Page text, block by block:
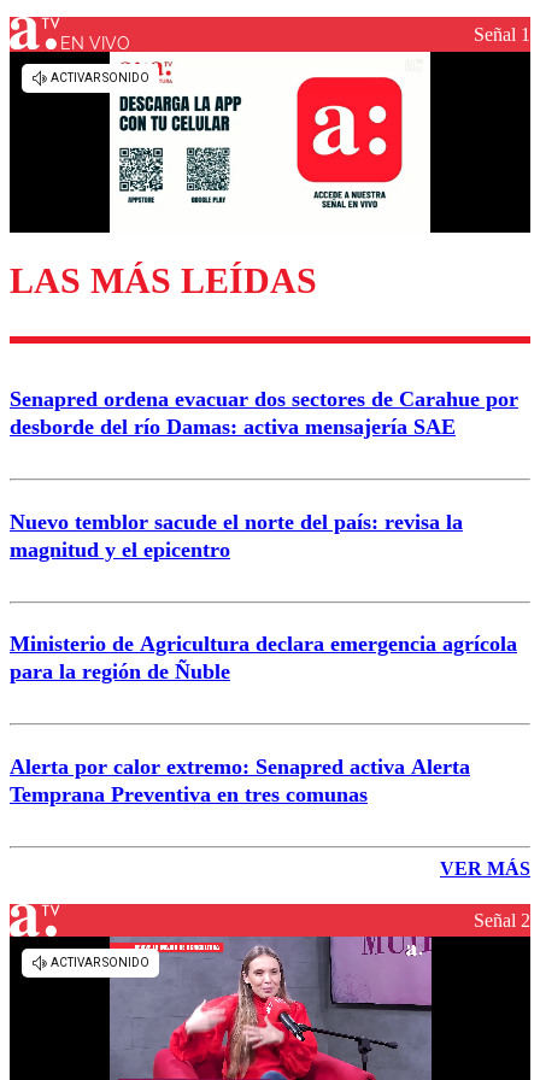
EN VIVO Señal 1
LAS MÁS LEÍDAS
Senapred ordena evacuar dos sectores de Carahue por
desborde del río Damas: activa mensajería SAE
Nuevo temblor sacude el norte del país: revisa la
magnitud y el epicentro
Ministerio de Agricultura declara emergencia agrícola
para la región de Ñuble
Alerta por calor extremo: Senapred activa Alerta
Temprana Preventiva en tres comunas
VER MÁS
Señal 2